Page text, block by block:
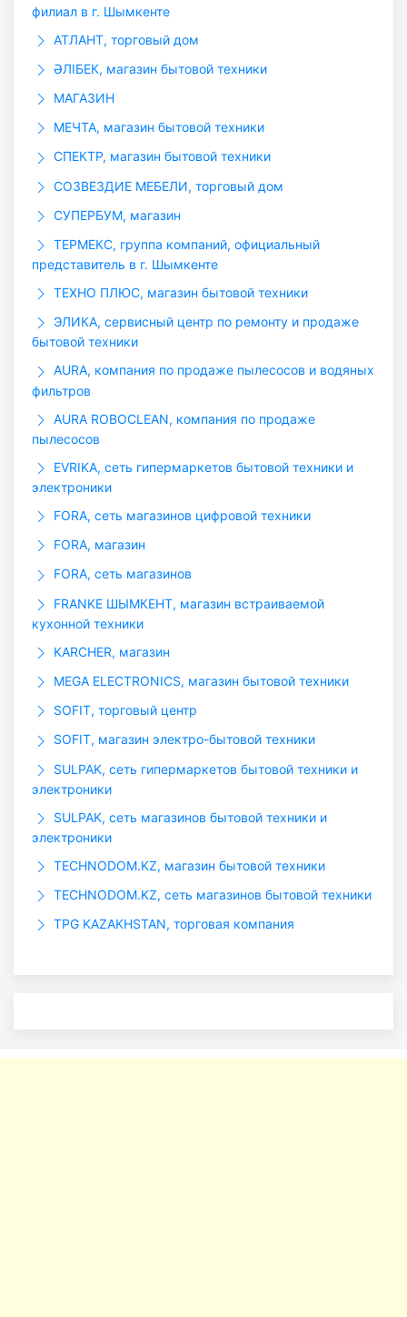
филиал в г. Шымкенте
АТЛАНТ, торговый дом
ӘЛІБЕК, магазин бытовой техники
МАГАЗИН
МЕЧТА, магазин бытовой техники
СПЕКТР, магазин бытовой техники
СОЗВЕЗДИЕ МЕБЕЛИ, торговый дом
СУПЕРБУМ, магазин
ТЕРМЕКС, группа компаний, официальный
представитель в г. Шымкенте
ТЕХНО ПЛЮС, магазин бытовой техники
ЭЛИКА, сервисный центр по ремонту и продаже
бытовой техники
AURA, компания по продаже пылесосов и водяных
фильтров
AURA ROBOCLEAN, компания по продаже
пылесосов
EVRIKA, сеть гипермаркетов бытовой техники и
электроники
FORA, сеть магазинов цифровой техники
FORA, магазин
FORA, сеть магазинов
FRANKE ШЫМКЕНТ, магазин встраиваемой
кухонной техники
KARCHER, магазин
MEGA ELECTRONICS, магазин бытовой техники
SOFIT, торговый центр
SOFIT, магазин электро-бытовой техники
SULPAK, сеть гипермаркетов бытовой техники и
электроники
SULPAK, сеть магазинов бытовой техники и
электроники
TECHNODOM.KZ, магазин бытовой техники
TECHNODOM.KZ, сеть магазинов бытовой техники
TPG KAZAKHSTAN, торговая компания